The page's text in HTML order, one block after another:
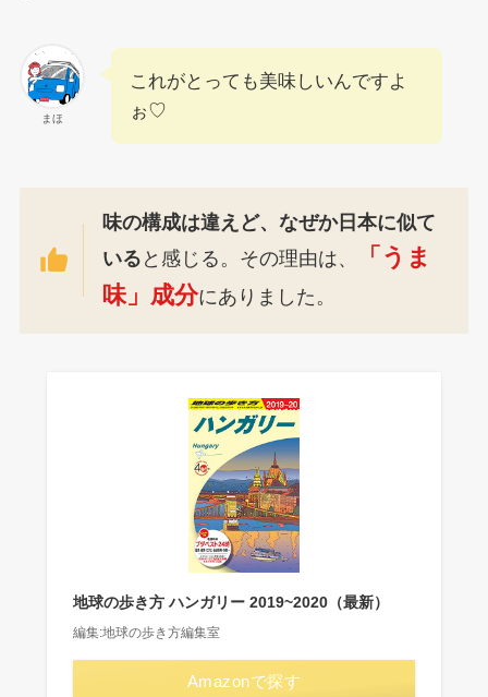
まほ
これがとっても美味しいんですよ
ぉ♡
味の構成は違えど、なぜか日本に似て
いる と感じる。その理由は、
「うま
味」成分にありました。
地球の歩き方 ハンガリー 2019~2020（最新）
編集:地球の歩き方編集室
Amazonで探す